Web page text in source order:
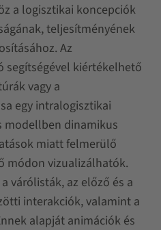
a logisztikai koncepciók
teljesítményének
Az
segítségével kiértékelhető
vagy a
egy intralogisztikai
modellben dinamikus
miatt felmerülő
módon vizualizálhatók.
várólisták, az előző és a
interakciók, valamint a
alapját animációk és